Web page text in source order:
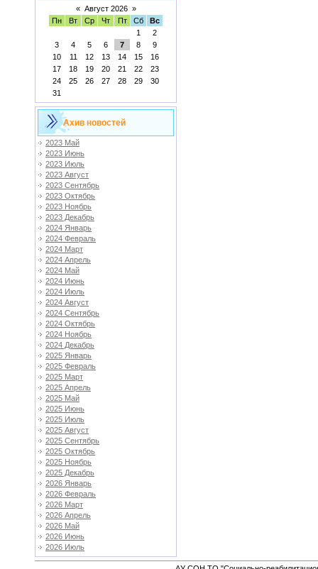
« Август 2026 »
Пн
Вт Ср Чт Пт Сб
Вс
1
2
3
4 5 6 7 8
9
10
11 12 13 14 15
16
17
18 19 20 21 22
23
24
25 26 27 28 29
30
31
Ахив новостей
2023 Май
2023 Июнь
2023 Июль
2023 Август
2023 Сентябрь
2023 Октябрь
2023 Ноябрь
2023 Декабрь
2024 Январь
2024 Февраль
2024 Март
2024 Апрель
2024 Май
2024 Июнь
2024 Июль
2024 Август
2024 Сентябрь
2024 Октябрь
2024 Ноябрь
2024 Декабрь
2025 Январь
2025 Февраль
2025 Март
2025 Апрель
2025 Май
2025 Июнь
2025 Июль
2025 Август
2025 Сентябрь
2025 Октябрь
2025 Ноябрь
2025 Декабрь
2026 Январь
2026 Февраль
2026 Март
2026 Апрель
2026 Май
2026 Июнь
2026 Июль